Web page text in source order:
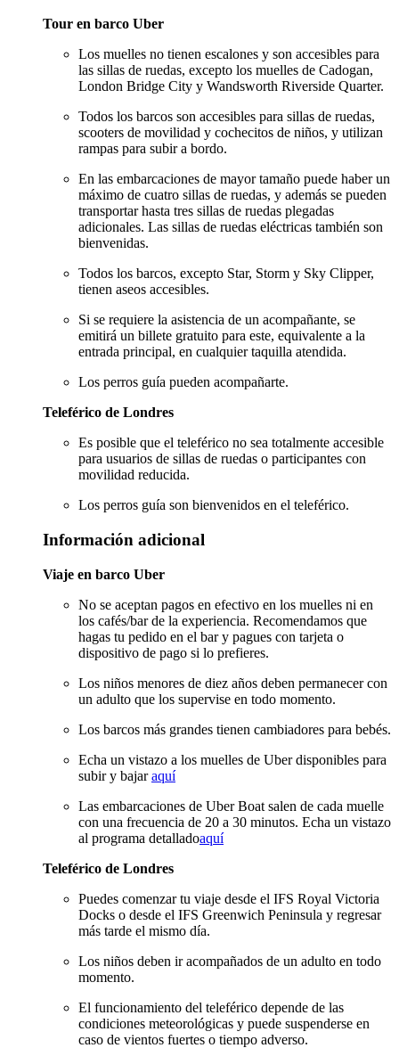
Tour en barco Uber
Los muelles no tienen escalones y son accesibles para
las sillas de ruedas, excepto los muelles de Cadogan,
London Bridge City y Wandsworth Riverside Quarter.
Todos los barcos son accesibles para sillas de ruedas,
scooters de movilidad y cochecitos de niños, y utilizan
rampas para subir a bordo.
En las embarcaciones de mayor tamaño puede haber un
máximo de cuatro sillas de ruedas, y además se pueden
transportar hasta tres sillas de ruedas plegadas
adicionales. Las sillas de ruedas eléctricas también son
bienvenidas.
Todos los barcos, excepto Star, Storm y Sky Clipper,
tienen aseos accesibles.
Si se requiere la asistencia de un acompañante, se
emitirá un billete gratuito para este, equivalente a la
entrada principal, en cualquier taquilla atendida.
Los perros guía pueden acompañarte.
Teleférico de Londres
Es posible que el teleférico no sea totalmente accesible
para usuarios de sillas de ruedas o participantes con
movilidad reducida.
Los perros guía son bienvenidos en el teleférico.
Información adicional
Viaje en barco Uber
No se aceptan pagos en efectivo en los muelles ni en
los cafés/bar de la experiencia. Recomendamos que
hagas tu pedido en el bar y pagues con tarjeta o
dispositivo de pago si lo prefieres.
Los niños menores de diez años deben permanecer con
un adulto que los supervise en todo momento.
Los barcos más grandes tienen cambiadores para bebés.
Echa un vistazo a los muelles de Uber disponibles para
subir y bajaraquí
Las embarcaciones de Uber Boat salen de cada muelle
con una frecuencia de 20 a 30 minutos. Echa un vistazo
al programa detalladoaquí
Teleférico de Londres
Puedes comenzar tu viaje desde el IFS Royal Victoria
Docks o desde el IFS Greenwich Peninsula y regresar
más tarde el mismo día.
Los niños deben ir acompañados de un adulto en todo
momento.
El funcionamiento del teleférico depende de las
condiciones meteorológicas y puede suspenderse en
caso de vientos fuertes o tiempo adverso.